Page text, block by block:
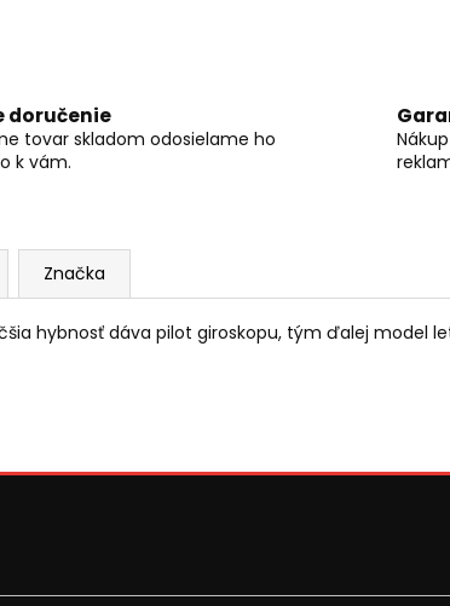
doručenie
tovar skladom odosielame ho
k vám.
Značka
hybnosť dáva pilot giroskopu, tým ďalej model